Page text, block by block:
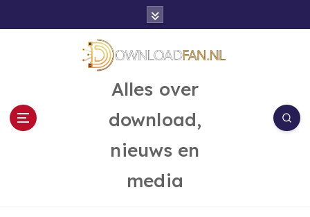
Alles over
download,
nieuws en
media